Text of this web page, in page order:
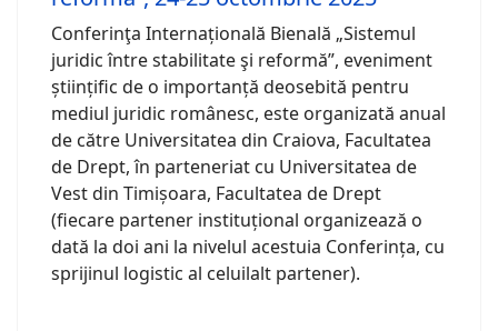
Conferinţa Internațională Bienală „Sistemul
juridic între stabilitate şi reformă”, eveniment
științific de o importanță deosebită pentru
mediul juridic românesc, este organizată anual
de către Universitatea din Craiova, Facultatea
de Drept, în parteneriat cu Universitatea de
Vest din Timișoara, Facultatea de Drept
(fiecare partener instituțional organizează o
dată la doi ani la nivelul acestuia Conferința, cu
sprijinul logistic al celuilalt partener).